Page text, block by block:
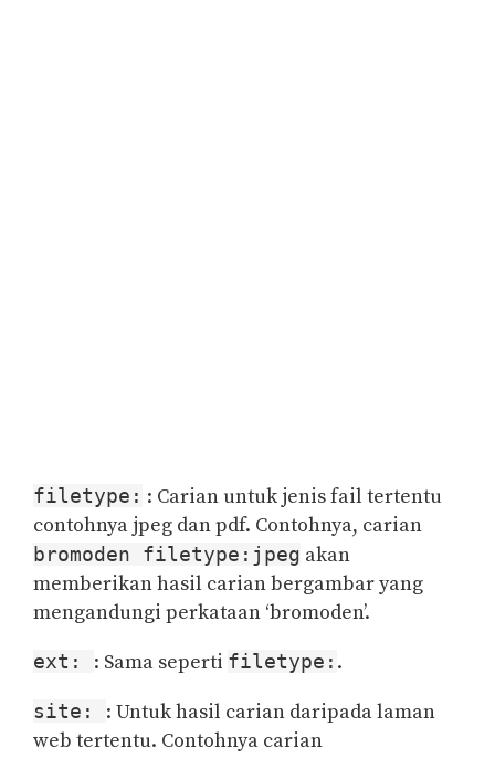
filetype: : Carian untuk jenis fail tertentu
contohnya jpeg dan pdf. Contohnya, carian
bromoden filetype:jpeg akan
memberikan hasil carian bergambar yang
mengandungi perkataan ‘bromoden’.
ext: : Sama seperti filetype: .
site: : Untuk hasil carian daripada laman
web tertentu. Contohnya carian